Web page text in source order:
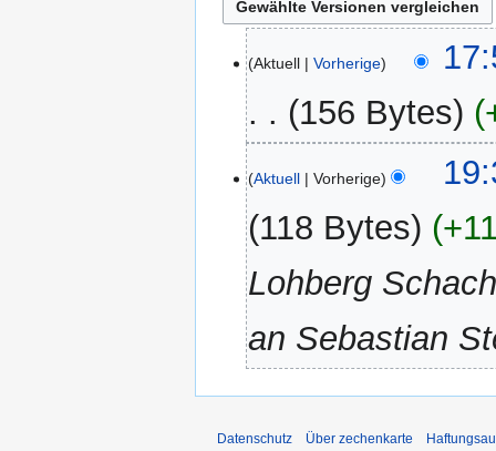
Februar
2014
Aktuell Vorherige
156 Bytes
April
2013
Aktuell Vorherige
118 Bytes
Lohberg
an Sebastian
Datenschutz Über zechenkarte